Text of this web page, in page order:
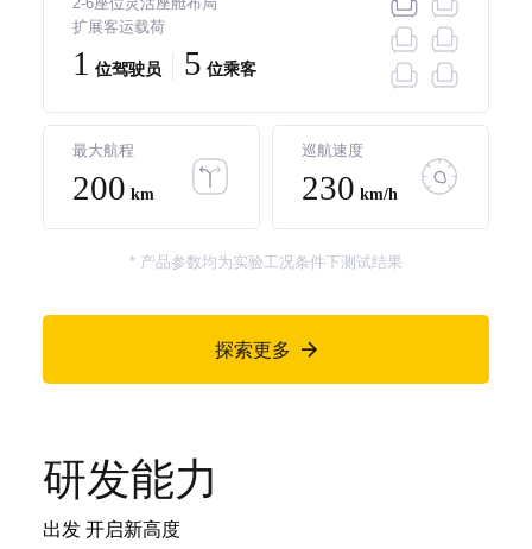
扩展客运载荷
1 位驾驶员 5 位乘客
最大航程
200 km
巡航速度
230 km/h
* 产品参数均为实验工况条件下测试结果
探索更多 
研发能力
出发 开启新高度